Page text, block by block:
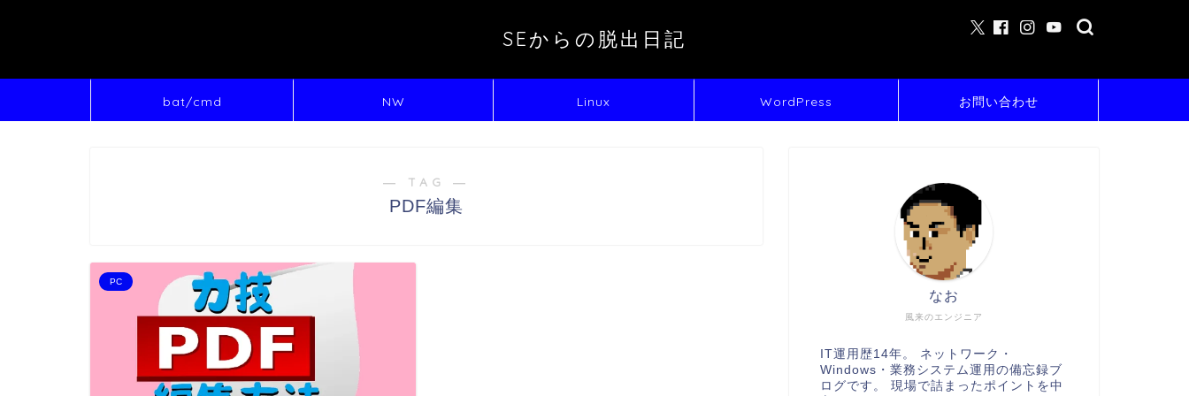
SEからの脱出日記
bat/cmd NW Linux WordPress お問い合わせ
― TAG ―
PDF編集
PC
風来のエンジニア
なお
IT運用歴14年。 ネットワーク・
Windows・業務システム運用の備忘録ブ
ログです。 現場で詰まったポイントを中